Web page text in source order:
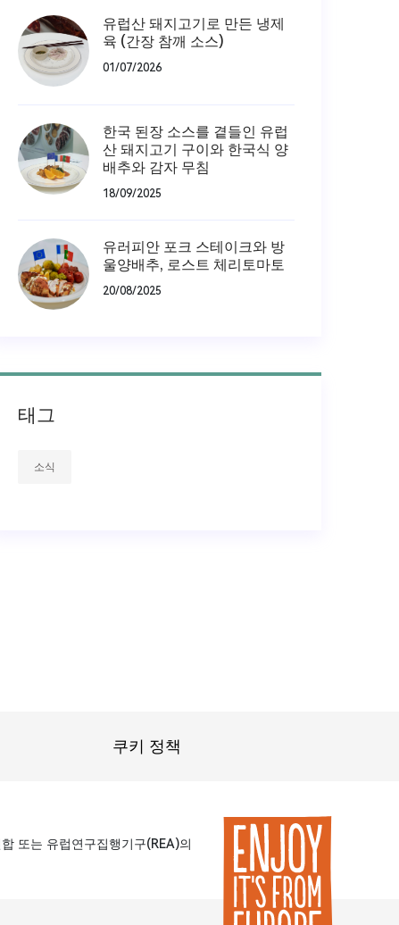
유럽산 돼지고기로 만든 냉제
육 (간장 참깨 소스)
01/07/2026
한국 된장 소스를 곁들인 유럽
산 돼지고기 구이와 한국식 양
배추와 감자 무침
18/09/2025
유러피안 포크 스테이크와 방
울양배추, 로스트 체리토마토
20/08/2025
태그
소식
쿠키 정책
또는 유럽연구집행기구(REA)의